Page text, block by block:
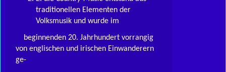
traditionellen Elementen der
Volksmusik und wurde im
beginnenden 20. Jahrhundert vorrangig
von englischen und irischen Einwanderern
ge-